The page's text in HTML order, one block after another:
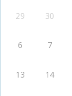
29 30
6 7
13 14